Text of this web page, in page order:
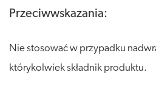
Przeciwwskazania:
Nie stosować w przypadku
którykolwiek składnik produktu.